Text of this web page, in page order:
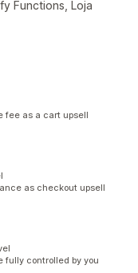
Functions, Loja
fee as a cart upsell
as checkout upsell
fully controlled by you